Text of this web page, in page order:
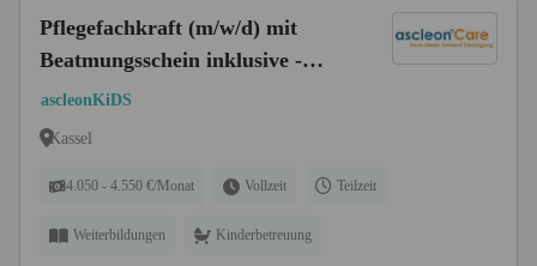
Pflegefachkraft (m/w/d) mit
Beatmungsschein inklusive -
Sichere Dir heute Deine Zukunft!
ascleonKiDS
Kassel
4.050 - 4.550 €/Monat Vollzeit Teilzeit
Weiterbildungen Kinderbetreuung